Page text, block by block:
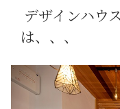
デザインハウ
は、、、